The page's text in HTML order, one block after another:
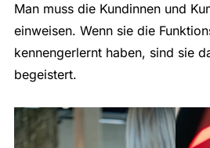
Man muss die Kundinnen und
einweisen. Wenn sie die
kennengerlernt haben, sind sie
begeistert.